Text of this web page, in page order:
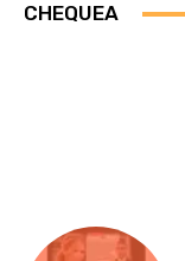
CHEQUEA